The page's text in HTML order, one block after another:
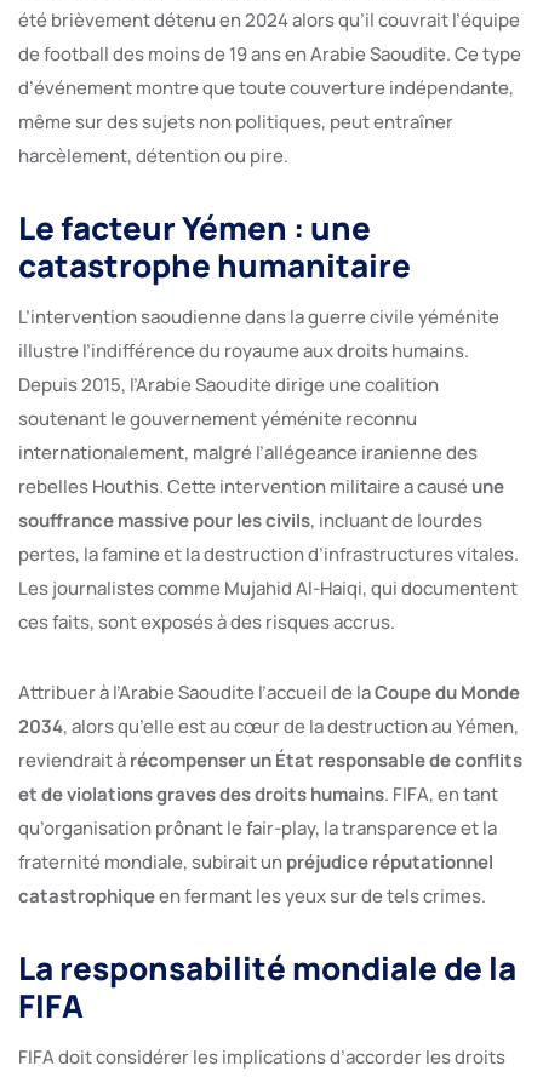
été brièvement détenu en 2024 alors qu’il couvrait l’équipe
de football des moins de 19 ans en Arabie Saoudite. Ce type
d’événement montre que toute couverture indépendante,
même sur des sujets non politiques, peut entraîner
harcèlement, détention ou pire.
Le facteur Yémen : une
catastrophe humanitaire
L’intervention saoudienne dans la guerre civile yéménite
illustre l’indifférence du royaume aux droits humains.
Depuis 2015, l’Arabie Saoudite dirige une coalition
soutenant le gouvernement yéménite reconnu
internationalement, malgré l’allégeance iranienne des
rebelles Houthis. Cette intervention militaire a causéune
souffrance massive pour les civils, incluant de lourdes
pertes, la famine et la destruction d’infrastructures vitales.
Les journalistes comme Mujahid Al-Haiqi, qui documentent
ces faits, sont exposés à des risques accrus.
Attribuer à l’Arabie Saoudite l’accueil de laCoupe du Monde
2034, alors qu’elle est au cœur de la destruction au Yémen,
reviendrait àrécompenser un État responsable de conflits
et de violations graves des droits humains. FIFA, en tant
qu’organisation prônant le fair-play, la transparence et la
fraternité mondiale, subirait unpréjudice réputationnel
catastrophiqueen fermant les yeux sur de tels crimes.
La responsabilité mondiale de la
FIFA
FIFA doit considérer les implications d’accorder les droits